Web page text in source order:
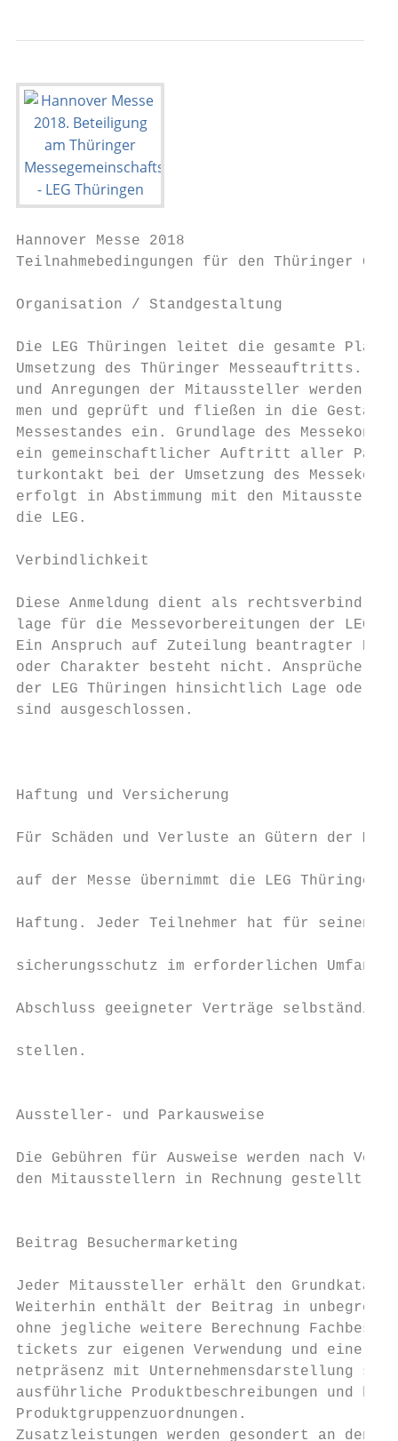
Hannover Messe 2018
Teilnahmebedingungen für den Thüringer
Organisation / Standgestaltung
Die LEG Thüringen leitet die gesamte
Umsetzung des Thüringer Messeauftritts.
und Anregungen der Mitaussteller werden
men und geprüft und fließen in die
Messestandes ein. Grundlage des
ein gemeinschaftlicher Auftritt aller
turkontakt bei der Umsetzung des
erfolgt in Abstimmung mit den
die LEG.
Verbindlichkeit
Diese Anmeldung dient als
lage für die Messevorbereitungen der LEG
Ein Anspruch auf Zuteilung beantragter
oder Charakter besteht nicht. Ansprüche
der LEG Thüringen hinsichtlich Lage
sind ausgeschlossen.
Haftung und Versicherung
Für Schäden und Verluste an Gütern der
auf der Messe übernimmt die LEG Thüringen
Haftung. Jeder Teilnehmer hat für seinen
sicherungsschutz im erforderlichen Umfang
Abschluss geeigneter Verträge selbständig
stellen.
Aussteller- und Parkausweise
Die Gebühren für Ausweise werden nach
den Mitausstellern in Rechnung
Beitrag Besuchermarketing
Jeder Mitaussteller erhält den
Weiterhin enthält der Beitrag in
ohne jegliche weitere Berechnung
tickets zur eigenen Verwendung und eine
netpräsenz mit
ausführliche Produktbeschreibungen
Produktgruppenzuordnungen.
Zusatzleistungen werden gesondert an den